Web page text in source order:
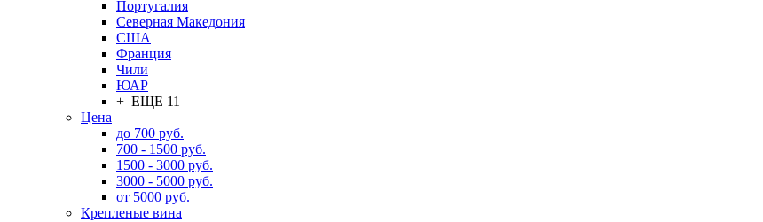
Португалия
Северная Македония
США
Франция
Чили
ЮАР
+ ЕЩЕ 11
Цена
до 700 руб.
700 - 1500 руб.
1500 - 3000 руб.
3000 - 5000 руб.
от 5000 руб.
Крепленые вина